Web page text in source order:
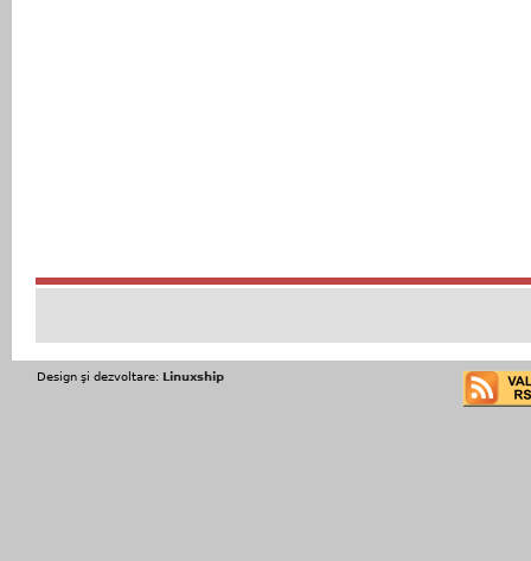
Design şi dezvoltare: Linuxship